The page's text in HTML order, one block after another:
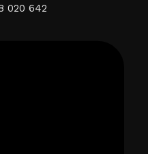
020 642